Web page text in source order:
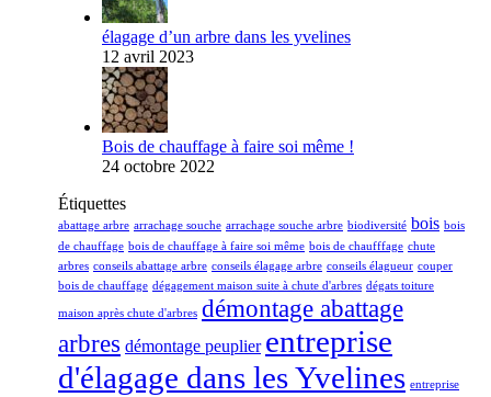
élagage d’un arbre dans les yvelines
12 avril 2023
Bois de chauffage à faire soi même !
24 octobre 2022
Étiquettes
abattage arbre arrachage souche arrachage souche arbre biodiversité bois bois
de chauffage bois de chauffage à faire soi même bois de chaufffage chute
arbres conseils abattage arbre conseils élagage arbre conseils élagueur couper
bois de chauffage dégagement maison suite à chute d'arbres dégats toiture
maison après chute d'arbres démontage abattage
arbres démontage peuplier entreprise
d'élagage dans les Yvelines entreprise